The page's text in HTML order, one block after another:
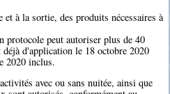
à la sortie, des produits nécessaires à
protocole peut autoriser plus de 40
d'application le 18 octobre 2020
2020 inclus.
avec ou sans nuitée, ainsi que